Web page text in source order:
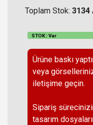
Toplam Stok: 3134
STOK : Var
Ürüne baskı
veya
iletişime geçin.
Sipariş
tasarım